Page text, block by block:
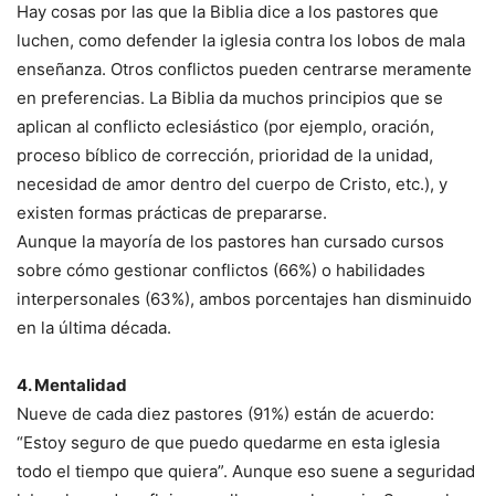
Hay cosas por las que la Biblia dice a los pastores que
luchen, como defender la iglesia contra los lobos de mala
enseñanza. Otros conflictos pueden centrarse meramente
en preferencias. La Biblia da muchos principios que se
aplican al conflicto eclesiástico (por ejemplo, oración,
proceso bíblico de corrección, prioridad de la unidad,
necesidad de amor dentro del cuerpo de Cristo, etc.), y
existen formas prácticas de prepararse.
Aunque la mayoría de los pastores han cursado cursos
sobre cómo gestionar conflictos (66%) o habilidades
interpersonales (63%), ambos porcentajes han disminuido
en la última década.
4. Mentalidad
Nueve de cada diez pastores (91%) están de acuerdo:
“Estoy seguro de que puedo quedarme en esta iglesia
todo el tiempo que quiera”. Aunque eso suene a seguridad